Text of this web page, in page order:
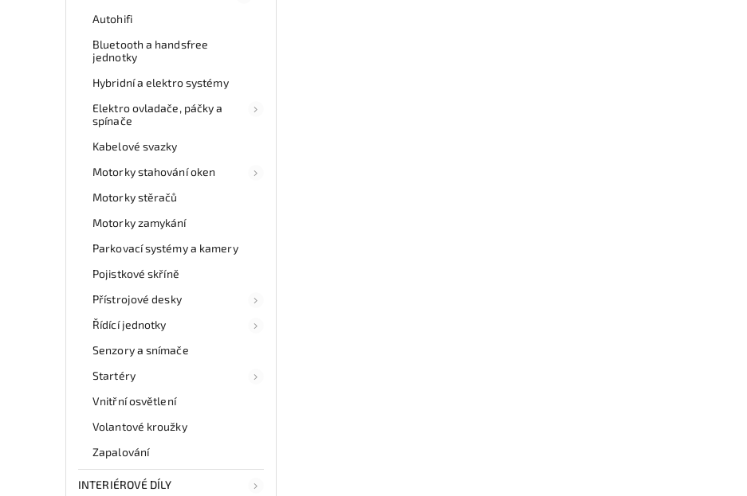
Autohifi
Bluetooth a handsfree
jednotky
Hybridní a elektro systémy
Elektro ovladače, páčky a
spínače
Kabelové svazky
Motorky stahování oken
Motorky stěračů
Motorky zamykání
Parkovací systémy a kamery
Pojistkové skříně
Přístrojové desky
Řídící jednotky
Senzory a snímače
Startéry
Vnitřní osvětlení
Volantové kroužky
Zapalování
INTERIÉROVÉ DÍLY